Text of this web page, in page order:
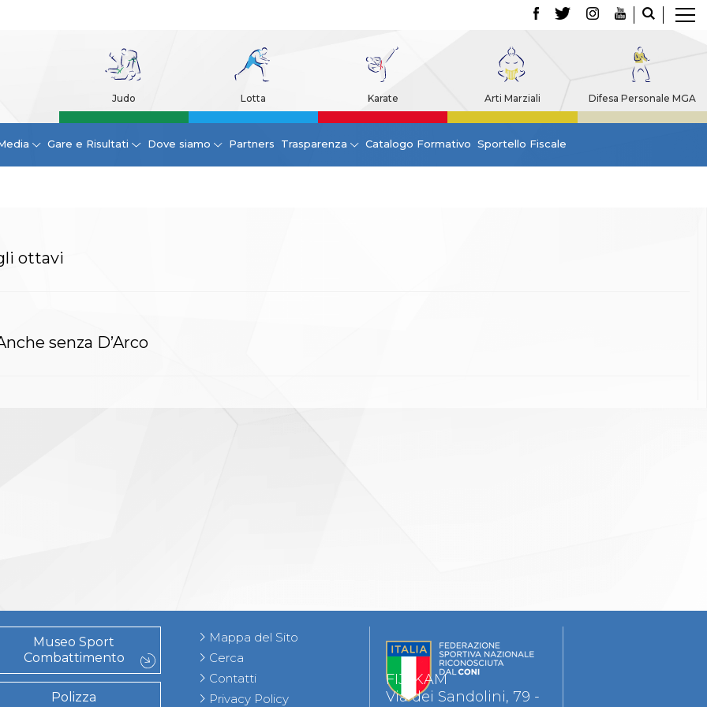
Judo Lotta Karate Arti Marziali Difesa Personale MGA
Gare e Risultati Dove siamo Partners Trasparenza Catalogo Formativo Sportello Fiscale
ottavi
senza D’Arco
Museo Sport
Combattimento
Polizza
Mappa del Sito
Cerca
Contatti
Privacy Policy
FIJLKAM
Via dei Sandolini, 79 -